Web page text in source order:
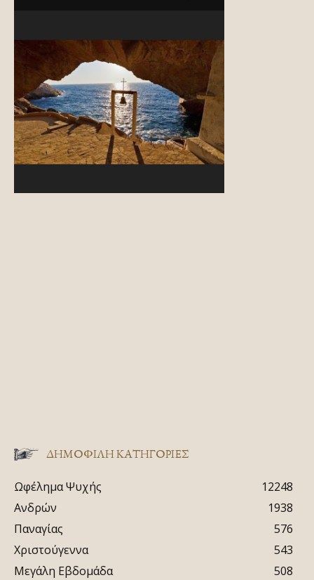
ΔΗΜΟΦΙΛΗ ΚΑΤΗΓΟΡΙΕΣ
Ωφέλημα Ψυχής
12248
Ανδρών
1938
Παναγίας
576
Χριστούγεννα
543
Μεγάλη Εβδομάδα
508